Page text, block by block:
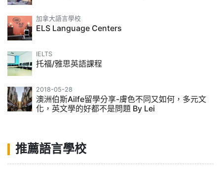
加拿大語言學校
ELS Language Centers
IELTS
托福/雅思英語課程
2018-05-28
澳洲伯斯Ailfe留學分享-膚色不同又如何，多元文
化，英文學的好都不是問題 By Lei
推薦語言學校